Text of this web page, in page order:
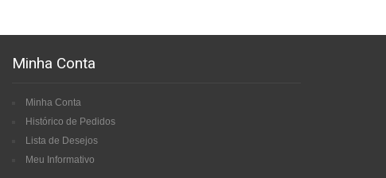
Minha Conta
Minha Conta
Histórico de Pedidos
Lista de Desejos
Meu Informativo